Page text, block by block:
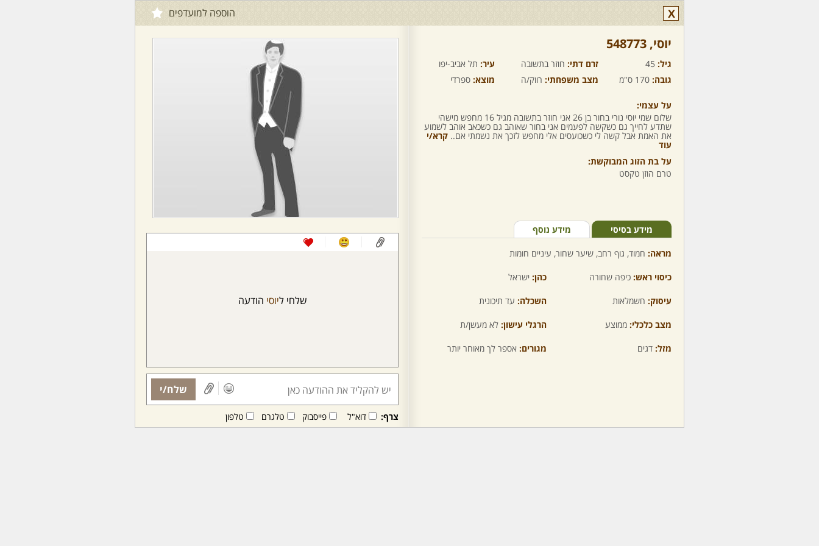
X הוספה למועדפים
יוסי,‏ 548773
גיל: 45 זרם דתי: חוזר בתשובה עיר: תל אביב-יפו
גובה: 170 ס"מ מצב משפחתי: רווק/ה מוצא: ספרדי
על עצמי:
שלום שמי יוסי נורי בחור בן 26 אני חוזר בתשובה מגיל 16 מחפש מישהי
שתדע לחייך גם כשקשה לפעמים אני בחור שאוהב גם כשכאב אוהב לשמוע
את האמת אבל קשה לי כשכועסים אלי מחפש לזכך את נשמתי אם.. קרא/י
עוד
על בת הזוג המבוקשת:
טרם הוזן טקסט
מידע בסיסי מידע נוסף
מראה: חמוד, גוף רחב, שיער שחור, עיניים חומות
כיסוי ראש: כיפה שחורה כהן: ישראל
עיסוק: חשמלאות השכלה: עד תיכונית
מצב כלכלי: ממוצע הרגלי עישון: לא מעשן/ת
מזל: דגים מגורים: אספר לך מאוחר יותר
שלחי ליוסי הודעה
שלח/י
צרף: דוא"ל פייסבוק טלגרם טלפון